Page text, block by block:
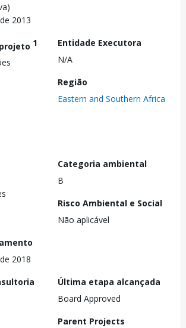
2013
1
Entidade Executora
N/A
Região
Eastern and Southern Africa
Categoria ambiental
B
Risco Ambiental e Social
Não aplicável
2018
Última etapa alcançada
Board Approved
Parent Projects